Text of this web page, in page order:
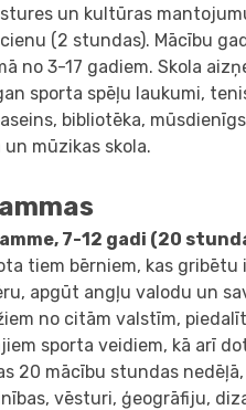
un kultūras
(2 stundas). Mācību
no 3-17 gadiem. Skola
sporta spēļu laukumi,
bibliotēka,
mūzikas skola.
7-12 gadi (20
tiem bērniem, kas
apgūt angļu valodu un
no citām valstīm,
sporta veidiem, kā arī
20 mācību stundas
vēsturi, ģeogrāfiju,